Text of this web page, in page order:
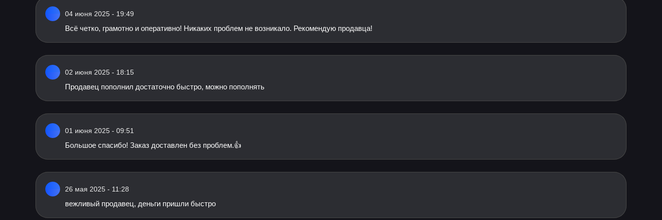
04 июня 2025 - 19:49
Всё четко, грамотно и оперативно! Никаких проблем не возникало. Рекомендую продавца!
02 июня 2025 - 18:15
Продавец пополнил достаточно быстро, можно пополнять
01 июня 2025 - 09:51
Большое спасибо! Заказ доставлен без проблем.👍
26 мая 2025 - 11:28
вежливый продавец, деньги пришли быстро